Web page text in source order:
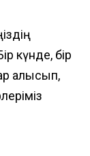
күнде, бір
алысып,